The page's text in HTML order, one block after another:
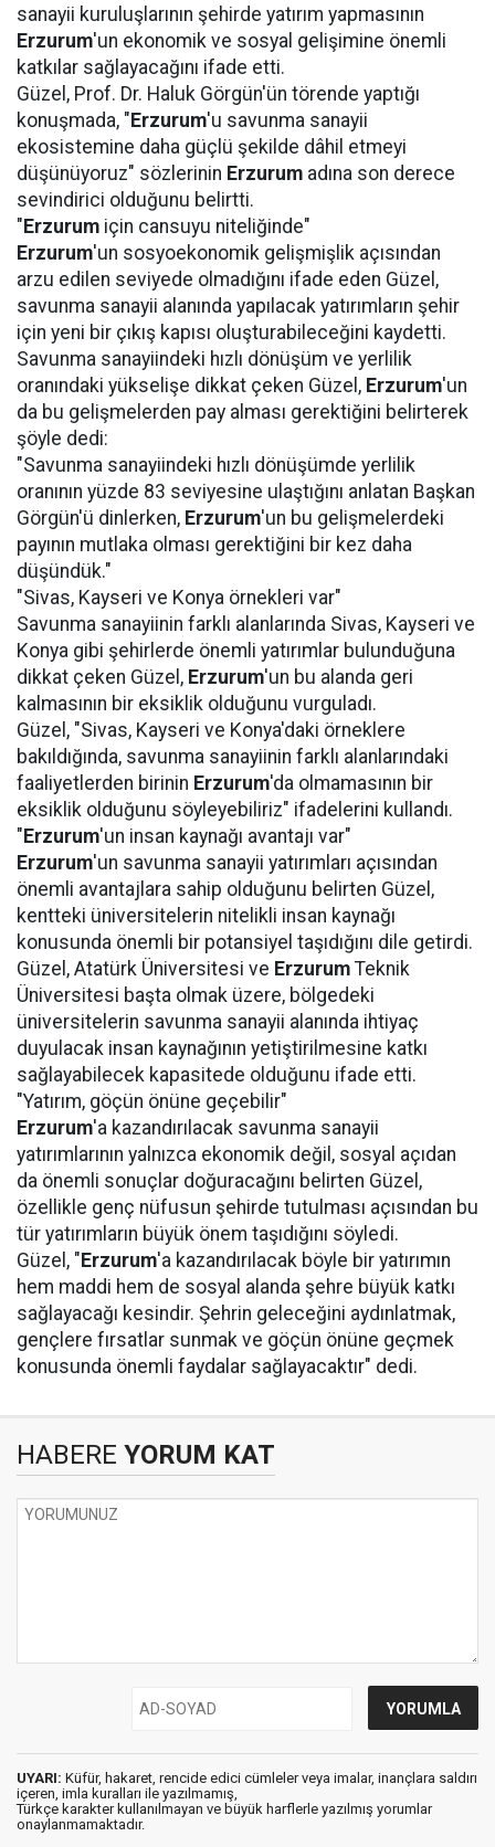
sanayii kuruluşlarının şehirde yatırım yapmasının
Erzurum'un ekonomik ve sosyal gelişimine önemli
katkılar sağlayacağını ifade etti.
Güzel, Prof. Dr. Haluk Görgün'ün törende yaptığı
konuşmada, " Erzurum'u savunma sanayii
ekosistemine daha güçlü şekilde dâhil etmeyi
düşünüyoruz" sözlerinin Erzurum adına son derece
sevindirici olduğunu belirtti.
" Erzurum için cansuyu niteliğinde"
Erzurum'un sosyoekonomik gelişmişlik açısından
arzu edilen seviyede olmadığını ifade eden Güzel,
savunma sanayii alanında yapılacak yatırımların şehir
için yeni bir çıkış kapısı oluşturabileceğini kaydetti.
Savunma sanayiindeki hızlı dönüşüm ve yerlilik
oranındaki yükselişe dikkat çeken Güzel, Erzurum'un
da bu gelişmelerden pay alması gerektiğini belirterek
şöyle dedi:
"Savunma sanayiindeki hızlı dönüşümde yerlilik
oranının yüzde 83 seviyesine ulaştığını anlatan Başkan
Görgün'ü dinlerken, Erzurum'un bu gelişmelerdeki
payının mutlaka olması gerektiğini bir kez daha
düşündük."
"Sivas, Kayseri ve Konya örnekleri var"
Savunma sanayiinin farklı alanlarında Sivas, Kayseri ve
Konya gibi şehirlerde önemli yatırımlar bulunduğuna
dikkat çeken Güzel, Erzurum'un bu alanda geri
kalmasının bir eksiklik olduğunu vurguladı.
Güzel, "Sivas, Kayseri ve Konya'daki örneklere
bakıldığında, savunma sanayiinin farklı alanlarındaki
faaliyetlerden birinin Erzurum'da olmamasının bir
eksiklik olduğunu söyleyebiliriz" ifadelerini kullandı.
" Erzurum'un insan kaynağı avantajı var"
Erzurum'un savunma sanayii yatırımları açısından
önemli avantajlara sahip olduğunu belirten Güzel,
kentteki üniversitelerin nitelikli insan kaynağı
konusunda önemli bir potansiyel taşıdığını dile getirdi.
Güzel, Atatürk Üniversitesi ve Erzurum Teknik
Üniversitesi başta olmak üzere, bölgedeki
üniversitelerin savunma sanayii alanında ihtiyaç
duyulacak insan kaynağının yetiştirilmesine katkı
sağlayabilecek kapasitede olduğunu ifade etti.
"Yatırım, göçün önüne geçebilir"
Erzurum'a kazandırılacak savunma sanayii
yatırımlarının yalnızca ekonomik değil, sosyal açıdan
da önemli sonuçlar doğuracağını belirten Güzel,
özellikle genç nüfusun şehirde tutulması açısından bu
tür yatırımların büyük önem taşıdığını söyledi.
Güzel, " Erzurum'a kazandırılacak böyle bir yatırımın
hem maddi hem de sosyal alanda şehre büyük katkı
sağlayacağı kesindir. Şehrin geleceğini aydınlatmak,
gençlere fırsatlar sunmak ve göçün önüne geçmek
konusunda önemli faydalar sağlayacaktır" dedi.
HABERE YORUM KAT
UYARI: Küfür, hakaret, rencide edici cümleler veya imalar, inançlara saldırı
içeren, imla kuralları ile yazılmamış,
Türkçe karakter kullanılmayan ve büyük harflerle yazılmış yorumlar
onaylanmamaktadır.